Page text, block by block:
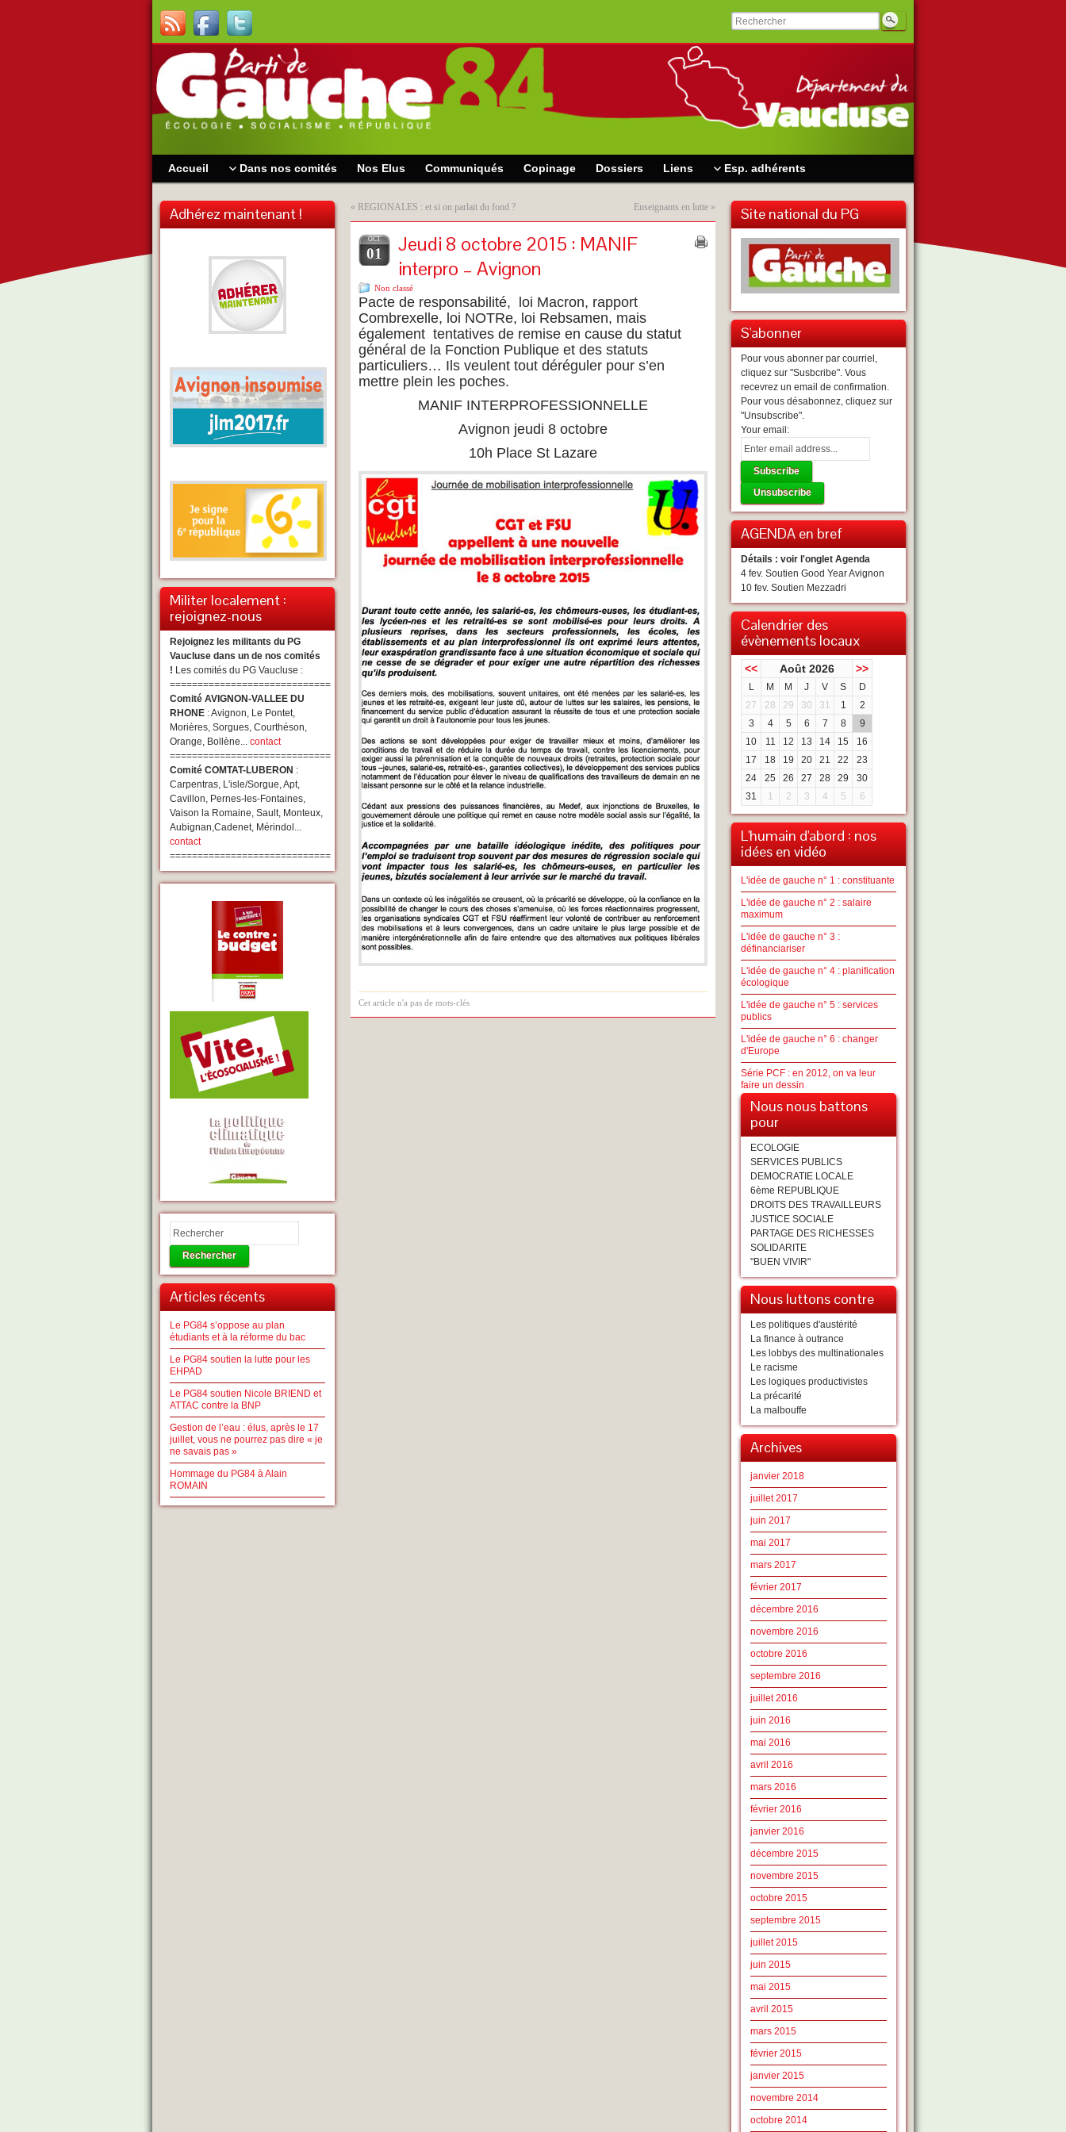
Accueil Dans nos comités Nos Elus Communiqués Copinage Dossiers Liens Esp. adhérents
Adhérez maintenant !
Militer localement :
rejoignez-nous
Rejoignez les militants du PG
Vaucluse dans un de nos comités
! Les comités du PG Vaucluse :
=============================
Comité AVIGNON-VALLEE DU
RHONE : Avignon, Le Pontet,
Morières, Sorgues, Courthéson,
Orange, Bollène... contact
=============================
Comité COMTAT-LUBERON :
Carpentras, L'isle/Sorgue, Apt,
Cavillon, Pernes-les-Fontaines,
Vaison la Romaine, Sault, Monteux,
Aubignan,Cadenet, Mérindol...
contact
=============================
Rechercher
Articles récents
Le PG84 s’oppose au plan
étudiants et à la réforme du bac
Le PG84 soutien la lutte pour les
EHPAD
Le PG84 soutien Nicole BRIEND et
ATTAC contre la BNP
Gestion de l’eau : élus, après le 17
juillet, vous ne pourrez pas dire « je
ne savais pas »
Hommage du PG84 à Alain
ROMAIN
« REGIONALES : et si on parlait du fond ? Enseignants en lutte »
OCT
01
Jeudi 8 octobre 2015 : MANIF
interpro – Avignon
Non classé
Pacte de responsabilité, loi Macron, rapport
Combrexelle, loi NOTRe, loi Rebsamen, mais
également tentatives de remise en cause du statut
général de la Fonction Publique et des statuts
particuliers… Ils veulent tout déréguler pour s’en
mettre plein les poches.
MANIF INTERPROFESSIONNELLE
Avignon jeudi 8 octobre
10h Place St Lazare
Cet article n'a pas de mots-clés
Site national du PG
S'abonner
Pour vous abonner par courriel,
cliquez sur "Susbcribe". Vous
recevrez un email de confirmation.
Pour vous désabonnez, cliquez sur
"Unsubscribe".
Your email:
AGENDA en bref
Détails : voir l'onglet Agenda
4 fev. Soutien Good Year Avignon
10 fev. Soutien Mezzadri
Calendrier des
évènements locaux
<< Août 2026 >>
L M M J V S
D
27
28 29 30 31 1
2
3
4 5 6 7 8
9
10
11 12 13 14 15
16
17
18 19 20 21 22
23
24
25 26 27 28 29
30
31
1 2 3 4 5 6
L'humain d'abord : nos
idées en vidéo
L'idée de gauche n° 1 : constituante
L'idée de gauche n° 2 : salaire
maximum
L'idée de gauche n° 3 :
définanciariser
L'idée de gauche n° 4 : planification
écologique
L'idée de gauche n° 5 : services
publics
L'idée de gauche n° 6 : changer
d'Europe
Série PCF : en 2012, on va leur
faire un dessin
Nous nous battons
pour
ECOLOGIE
SERVICES PUBLICS
DEMOCRATIE LOCALE
6ème REPUBLIQUE
DROITS DES TRAVAILLEURS
JUSTICE SOCIALE
PARTAGE DES RICHESSES
SOLIDARITE
"BUEN VIVIR"
Nous luttons contre
Les politiques d'austérité
La finance à outrance
Les lobbys des multinationales
Le racisme
Les logiques productivistes
La précarité
La malbouffe
Archives
janvier 2018
juillet 2017
juin 2017
mai 2017
mars 2017
février 2017
décembre 2016
novembre 2016
octobre 2016
septembre 2016
juillet 2016
juin 2016
mai 2016
avril 2016
mars 2016
février 2016
janvier 2016
décembre 2015
novembre 2015
octobre 2015
septembre 2015
juillet 2015
juin 2015
mai 2015
avril 2015
mars 2015
février 2015
janvier 2015
novembre 2014
octobre 2014